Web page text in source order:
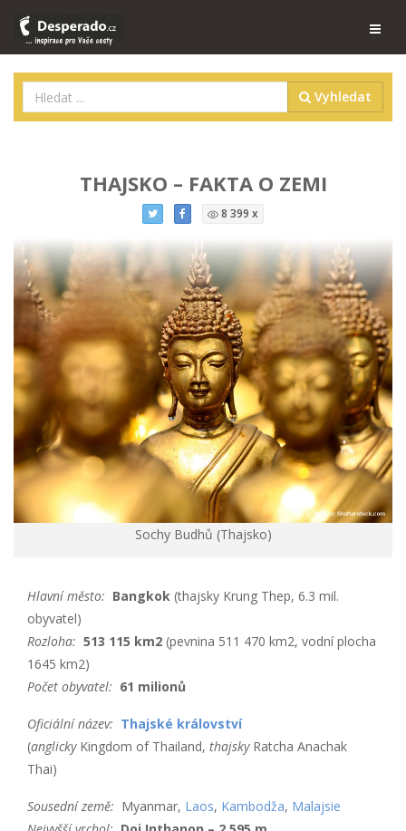
Vyhledat
THAJSKO – FAKTA O ZEMI
8 399 x
Sochy Budhů (Thajsko)
Hlavní město: Bangkok (thajsky Krung Thep, 6.3 mil.
obyvatel)
Rozloha: 513 115 km2 (pevnina 511 470 km2, vodní plocha
1645 km2)
Počet obyvatel: 61 milionů
Oficiální název: Thajské království
(anglickyKingdom of Thailand, thajskyRatcha Anachak
Thai)
Sousední země: Myanmar, Laos, Kambodža, Malajsie